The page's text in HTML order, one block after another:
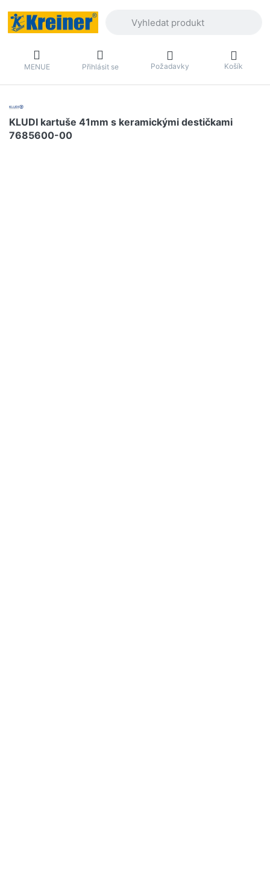
MENUE Přihlásit se Požadavky Košík
KLUDI kartuše 41mm s keramickými destičkami
7685600-00